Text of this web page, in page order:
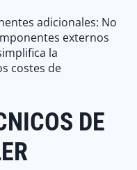
adicionales: No
externos
la
costes de
DE